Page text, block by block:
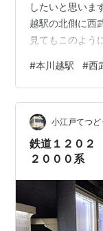
したいと思いま
越駅の北側に西
見てもこのよう
たようです。 「
によれば1975
北に線路が少し
す。 ktgis.net 今
います。はじめ
の…
#本川越駅 #西
小江戸てつ
鉄道１２０
２０００系